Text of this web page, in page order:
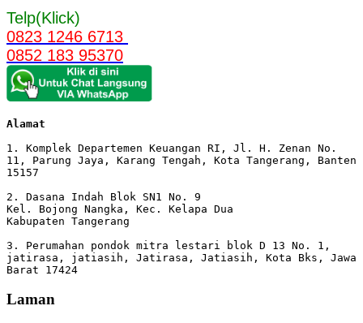
Telp(Klick)
0823 1246 6713
0852 183 95370
Alamat
1. Komplek Departemen Keuangan RI, Jl. H. Zenan No.
11, Parung Jaya, Karang Tengah, Kota Tangerang, Banten
15157
2. Dasana Indah Blok SN1 No. 9
Kel. Bojong Nangka, Kec. Kelapa Dua
Kabupaten Tangerang
3. Perumahan pondok mitra lestari blok D 13 No. 1,
jatirasa, jatiasih, Jatirasa, Jatiasih, Kota Bks, Jawa
Barat 17424
Laman